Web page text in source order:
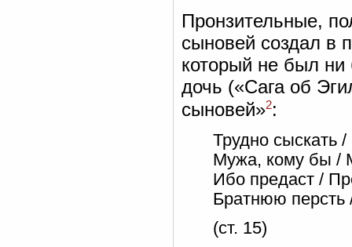
Пронзительные,
сыновей создал в
который не был ни
дочь («Сага об
сыновей»2:
Трудно сыскать
Мужа, кому бы /
Ибо предаст /
Братнюю персть
(ст. 15)